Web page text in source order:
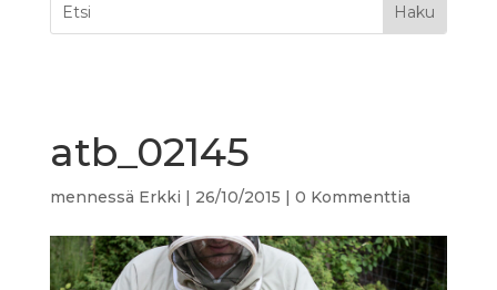
atb_02145
mennessä Erkki | 26/10/2015 | 0 Kommenttia